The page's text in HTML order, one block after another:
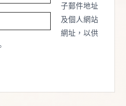
子郵件地址
及個人網站
網址，以供